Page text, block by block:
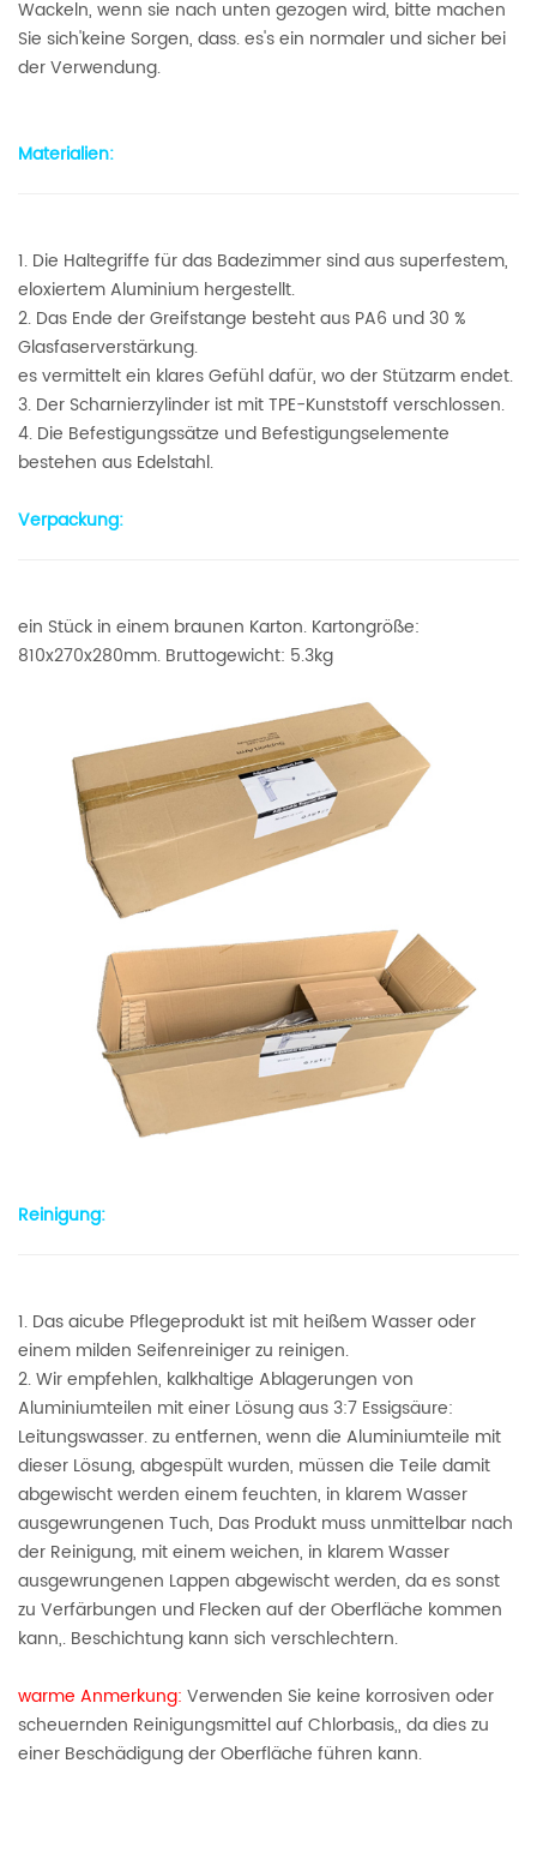
Wackeln, wenn sie nach unten gezogen wird, bitte machen
Sie sich'keine Sorgen, dass. es's ein normaler und sicher bei
der Verwendung.
Materialien:
1. Die Haltegriffe für das Badezimmer sind aus superfestem,
eloxiertem Aluminium hergestellt.
2. Das Ende der Greifstange besteht aus PA6 und 30 %
Glasfaserverstärkung.
es vermittelt ein klares Gefühl dafür, wo der Stützarm endet.
3. Der Scharnierzylinder ist mit TPE-Kunststoff verschlossen.
4. Die Befestigungssätze und Befestigungselemente
bestehen aus Edelstahl.
Verpackung:
ein Stück in einem braunen Karton. Kartongröße:
810x270x280mm. Bruttogewicht: 5.3kg
Reinigung:
1. Das aicube Pflegeprodukt ist mit heißem Wasser oder
einem milden Seifenreiniger zu reinigen.
2. Wir empfehlen, kalkhaltige Ablagerungen von
Aluminiumteilen mit einer Lösung aus 3:7 Essigsäure:
Leitungswasser. zu entfernen, wenn die Aluminiumteile mit
dieser Lösung, abgespült wurden, müssen die Teile damit
abgewischt werden einem feuchten, in klarem Wasser
ausgewrungenen Tuch, Das Produkt muss unmittelbar nach
der Reinigung, mit einem weichen, in klarem Wasser
ausgewrungenen Lappen abgewischt werden, da es sonst
zu Verfärbungen und Flecken auf der Oberfläche kommen
kann,. Beschichtung kann sich verschlechtern.
warme Anmerkung: Verwenden Sie keine korrosiven oder
scheuernden Reinigungsmittel auf Chlorbasis,, da dies zu
einer Beschädigung der Oberfläche führen kann.